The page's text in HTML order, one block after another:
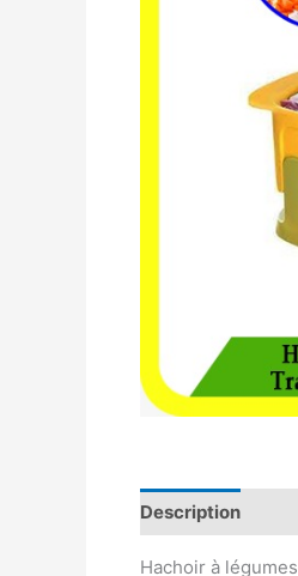
Description
Hachoir à